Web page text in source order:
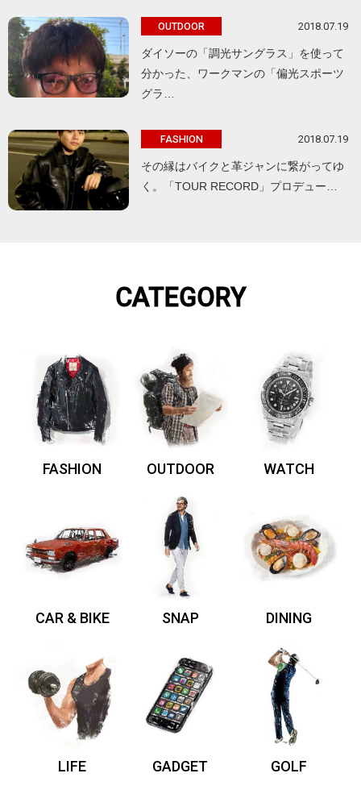
OUTDOOR 2018.07.19
ダイソーの「調光サングラス」を使って
分かった、ワークマンの「偏光スポーツ
グラ…
FASHION 2018.07.19
その縁はバイクと革ジャンに繋がってゆ
く。「TOUR RECORD」プロデュー…
CATEGORY
FASHION OUTDOOR WATCH
CAR & BIKE SNAP DINING
LIFE GADGET GOLF